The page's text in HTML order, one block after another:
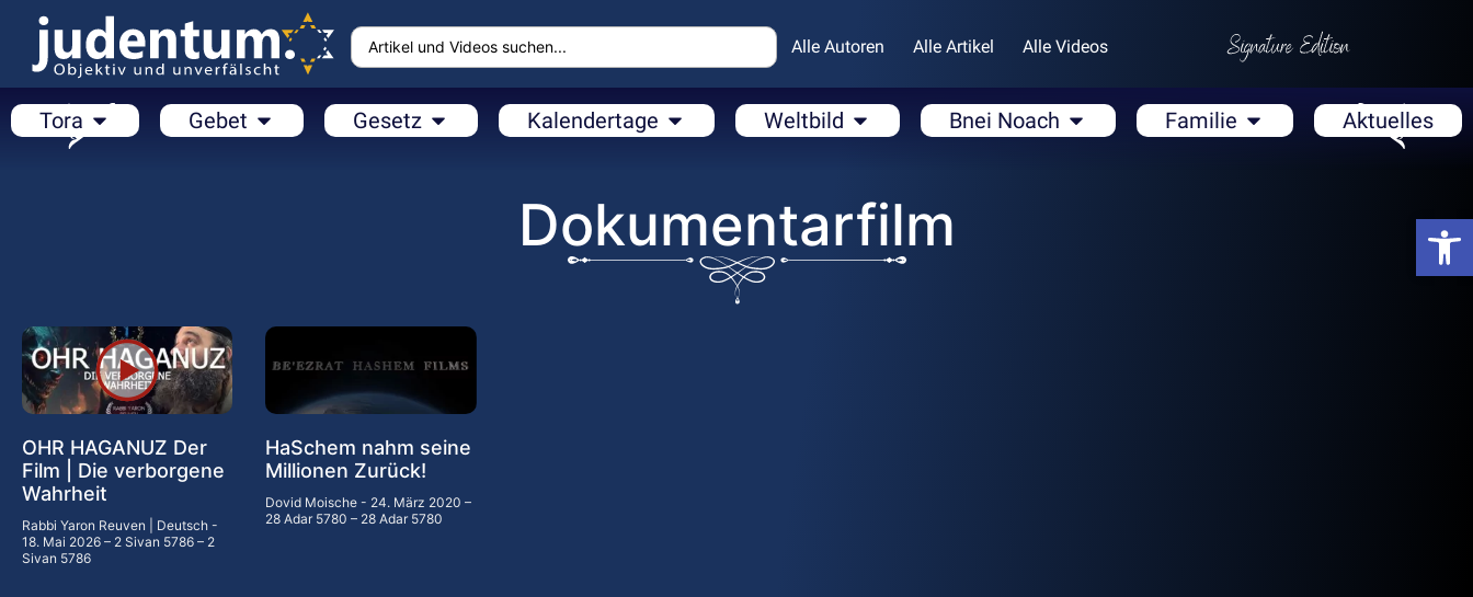
Alle Autoren Alle Artikel Alle Videos
Tora Gebet Gesetz Kalendertage Weltbild Bnei Noach Familie Aktuelles
Dokumentarfilm
OHR HAGANUZ Der
Film | Die verborgene
Wahrheit
Rabbi Yaron Reuven | Deutsch
18. Mai 2026 – 2 Sivan 5786 – 2
Sivan 5786
HaSchem nahm seine
Millionen Zurück!
Dovid Moische
24. März 2020 –
28 Adar 5780 – 28 Adar 5780